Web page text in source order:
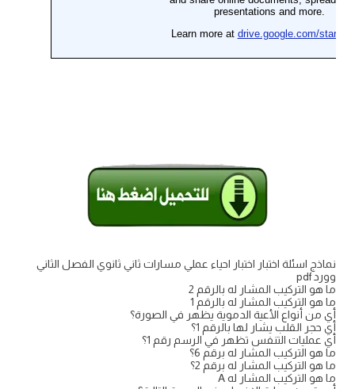
نماذج اسئلة اختبار اختبار احياء عملي مسارات ثاني ثانوي الفصل الثاني
وورد pdf
ما هو التركيب المشار له بالرقم 2
ما هو التركيب المشار له بالرقم 1
أي من أنواع الأعية الدموية يظهر في الصورة؟
أي حجر القلب يشار لها بالرقم 1؟
أي عمليات التنفس تظهر في الرسم رقم 1؟
ما هو التركيب المشار له برقم 6؟
ما هو التركيب المشار له برقم 2؟
ما هو التركيب المشار له A